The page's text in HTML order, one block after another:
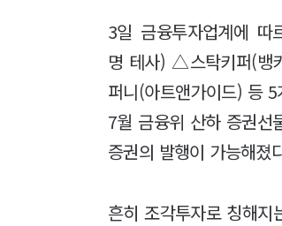
3일 금융투자업계에
명 테사) △스탁키퍼(뱅
퍼니(아트앤가이드) 등
7월 금융위 산하 증권선
증권의 발행이 가능해졌
흔히 조각투자로 칭해